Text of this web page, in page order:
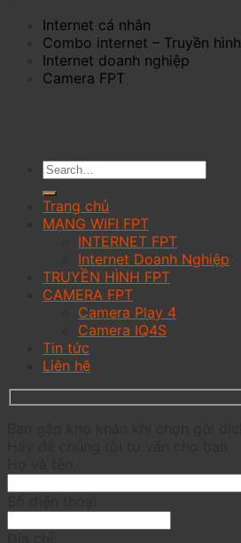
Internet cá nhân
Combo internet – Truyền hình
Internet doanh nghiệp
Camera FPT
Trang chủ
MẠNG WIFI FPT
INTERNET FPT
Internet Doanh Nghiệp
TRUYỀN HÌNH FPT
CAMERA FPT
Camera Play 4
Camera IQ4S
Tin tức
Liên hệ